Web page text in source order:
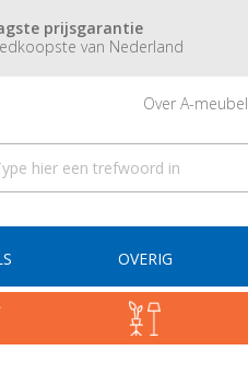
prijsgarantie
van Nederland
Over A-meubel
OVERIG